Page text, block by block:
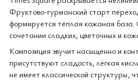
Фруктово-гурманский старт
формируется тёплая кожаная база.
сочетании сладких, цветочных и
Композиция звучит насыщенно и
присутствуют сладость, лёгкая
не имеет классической структуры,